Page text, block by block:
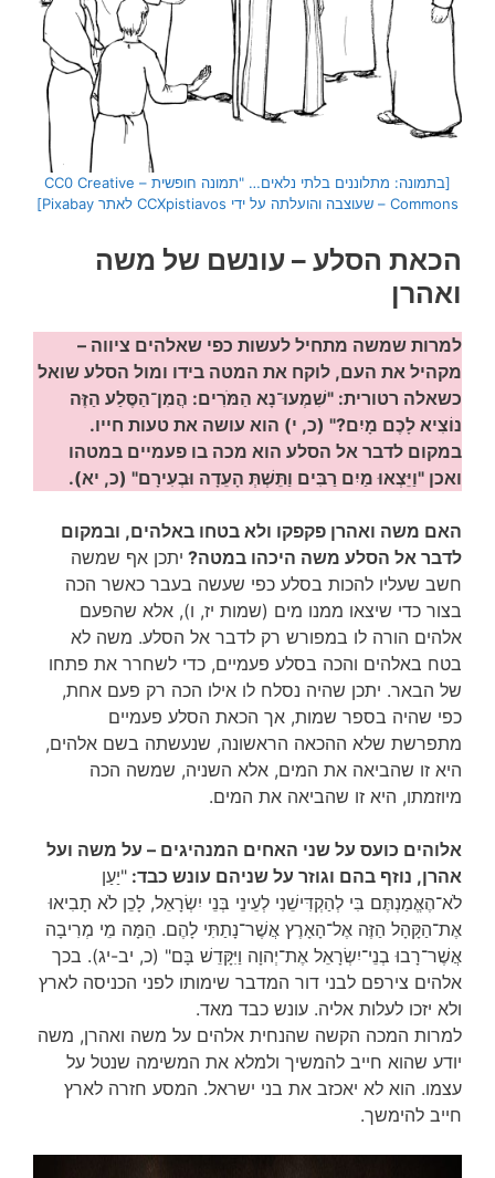
[בתמונה: מתלוננים בלתי נלאים… "תמונה חופשית – CC0 Creative
Commons – שעוצבה והועלתה על ידי CCXpistiavos לאתר Pixabay]
הכאת הסלע – עונשם של משה
ואהרן
למרות שמשה מתחיל לעשות כפי שאלהים ציווה –
מקהיל את העם, לוקח את המטה בידו ומול הסלע שואל
כשאלה רטורית: "שִׁמְעוּ־נָא הַמֹּרִים: הֲמִן־הַסֶּלַע הַזֶּה
נוֹצִיא לָכֶם מָיִם?" (כ, י) הוא עושה את טעות חייו.
במקום לדבר אל הסלע הוא מכה בו פעמיים במטהו
ואכן "וַיֵּצְאוּ מַיִם רַבִּים וַתֵּשְׁתְּ הָעֵדָה וּבְעִירָם" (כ, יא).
האם משה ואהרן פקפקו ולא בטחו באלהים, ובמקום
לדבר אל הסלע משה היכהו במטה? יתכן אף שמשה
חשב שעליו להכות בסלע כפי שעשה בעבר כאשר הכה
בצור כדי שיצאו ממנו מים (שמות יז, ו), אלא שהפעם
אלהים הורה לו במפורש רק לדבר אל הסלע. משה לא
בטח באלהים והכה בסלע פעמיים, כדי לשחרר את פתחו
של הבאר. יתכן שהיה נסלח לו אילו הכה רק פעם אחת,
כפי שהיה בספר שמות, אך הכאת הסלע פעמיים
מתפרשת שלא ההכאה הראשונה, שנעשתה בשם אלהים,
היא זו שהביאה את המים, אלא השניה, שמשה הכה
מיוזמתו, היא זו שהביאה את המים.
אלוהים כועס על שני האחים המנהיגים – על משה ועל
אהרן, נוזף בהם וגוזר על שניהם עונש כבד: "יַעַן
לֹא־הֶאֱמַנְתֶּם בִּי לְהַקְדִּישֵׁנִי לְעֵינֵי בְּנֵי יִשְׂרָאֵל, לָכֵן לֹא תָבִיאוּ
אֶת־הַקָּהָל הַזֶּה אֶל־הָאָרֶץ אֲשֶׁר־נָתַתִּי לָהֶם. הֵמָּה מֵי מְרִיבָה
אֲשֶׁר־רָבוּ בְנֵי־יִשְׂרָאֵל אֶת־יְהוָה וַיִּקָּדֵשׁ בָּם" (כ, יב-יג). בכך
אלהים צירפם לבני דור המדבר שימותו לפני הכניסה לארץ
ולא יזכו לעלות אליה. עונש כבד מאד.
למרות המכה הקשה שהנחית אלהים על משה ואהרן, משה
יודע שהוא חייב להמשיך ולמלא את המשימה שנטל על
עצמו. הוא לא יאכזב את בני ישראל. המסע חזרה לארץ
חייב להימשך.